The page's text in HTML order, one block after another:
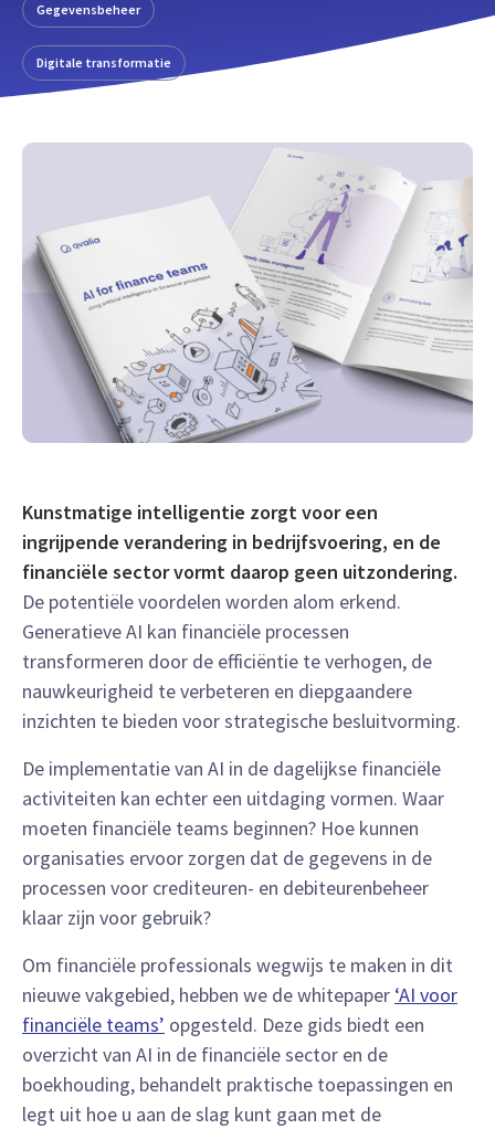
Gegevensbeheer
Digitale transformatie
Kunstmatige intelligentie zorgt voor een
ingrijpende verandering in bedrijfsvoering, en de
financiële sector vormt daarop geen uitzondering.
De potentiële voordelen worden alom erkend.
Generatieve AI kan financiële processen
transformeren door de efficiëntie te verhogen, de
nauwkeurigheid te verbeteren en diepgaandere
inzichten te bieden voor strategische besluitvorming.
De implementatie van AI in de dagelijkse financiële
activiteiten kan echter een uitdaging vormen. Waar
moeten financiële teams beginnen? Hoe kunnen
organisaties ervoor zorgen dat de gegevens in de
processen voor crediteuren- en debiteurenbeheer
klaar zijn voor gebruik?
Om financiële professionals wegwijs te maken in dit
nieuwe vakgebied, hebben we de whitepaper ‘AI voor
financiële teams’ opgesteld. Deze gids biedt een
overzicht van AI in de financiële sector en de
boekhouding, behandelt praktische toepassingen en
legt uit hoe u aan de slag kunt gaan met de